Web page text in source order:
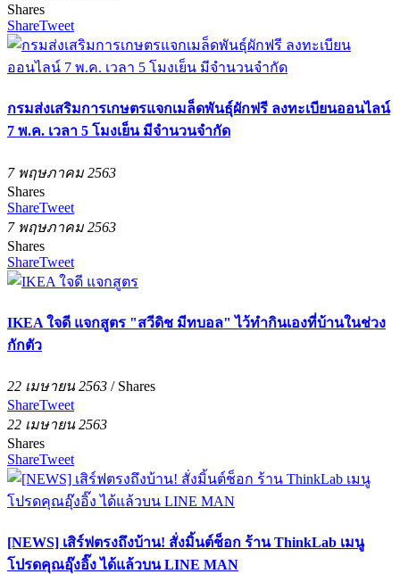
Shares
ShareTweet
กรมส่งเสริมการเกษตรแจกเมล็ดพันธุ์ผักฟรี ลงทะเบียนออนไลน์
7 พ.ค. เวลา 5 โมงเย็น มีจำนวนจำกัด
7 พฤษภาคม 2563
Shares
ShareTweet
7 พฤษภาคม 2563
Shares
ShareTweet
IKEA ใจดี แจกสูตร "สวีดิช มีทบอล" ไว้ทำกินเองที่บ้านในช่วง
กักตัว
22 เมษายน 2563 / Shares
ShareTweet
22 เมษายน 2563
Shares
ShareTweet
[NEWS] เสิร์ฟตรงถึงบ้าน! สั่งมิ้นต์ช็อก ร้าน ThinkLab เมนู
โปรดคุณอุ๊งอิ๊ง ได้แล้วบน LINE MAN